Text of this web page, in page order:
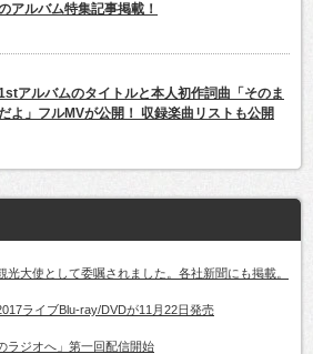
アルバム特集記事掲載！
アルバムのタイトルと本人初作詞曲「そのま
よ」フルMVが公開！ 収録楽曲リストも公開
光大使として委嘱されました。各社新聞にも掲載。
ライブBlu-ray/DVDが11月22日発売
ラジオへ」第一回配信開始